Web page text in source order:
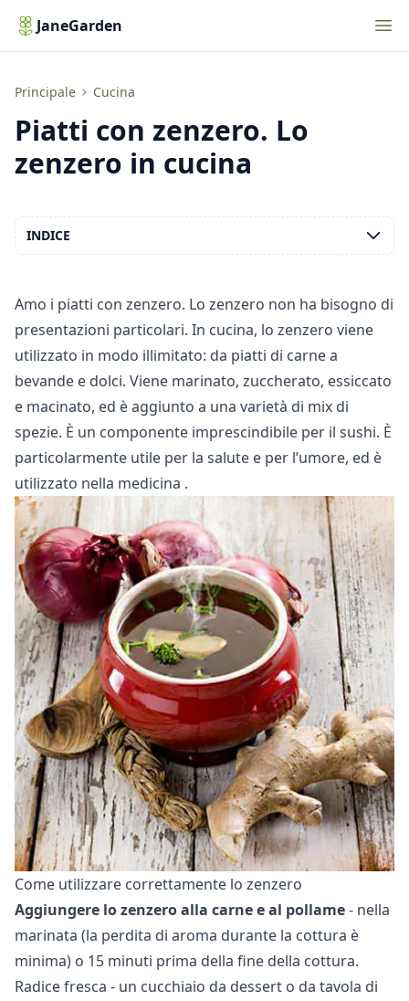
JaneGarden
Principale Cucina
Piatti con zenzero. Lo zenzero in cucina
Piatti con zenzero. Lo
zenzero in cucina
Amo i piatti con zenzero. Lo zenzero non ha bisogno di
presentazioni particolari. In cucina, lo zenzero viene
utilizzato in modo illimitato: da piatti di carne a
bevande e dolci. Viene marinato, zuccherato, essiccato
e macinato, ed è aggiunto a una varietà di mix di
spezie. È un componente imprescindibile per il sushi. È
particolarmente utile per la salute e per l’umore, ed è
utilizzato nella medicina .
Come utilizzare correttamente lo zenzero
Aggiungere lo zenzero alla carne e al pollame- nella
marinata (la perdita di aroma durante la cottura è
minima) o 15 minuti prima della fine della cottura.
Radice fresca - un cucchiaio da dessert o da tavola di
INDICE